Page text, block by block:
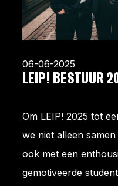
06-06-2025
LEIP! BESTUUR
Om LEIP! 2025 tot
we niet alleen
ook met een
gemotiveerde